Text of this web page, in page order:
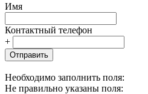
Имя
Контактный телефон
+
Отправить
Необходимо заполнить поля:
Не правильно указаны поля: